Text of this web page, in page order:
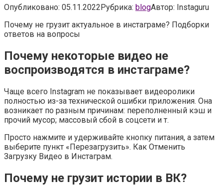
Опубликовано: 05.11.2022Рубрика: blogАвтор: Instaguru
Почему не грузит актуальное в инстаграме? Подборки
ответов на вопросы
Почему некоторые видео не
воспроизводятся в инстаграме?
Чаще всего Instagram не показывает видеоролики
полностью из-за технической ошибки приложения. Она
возникает по разным причинам: переполненный кэш и
прочий мусор; массовый сбой в соцсети и т.
Просто нажмите и удерживайте кнопку питания, а затем
выберите пункт «Перезагрузить». Как Отменить
Загрузку Видео в Инстаграм.
Почему не грузит истории в ВК?